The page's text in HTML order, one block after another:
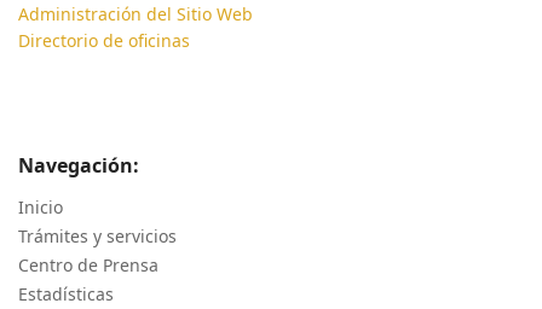
Administración del Sitio Web
Directorio de oficinas
Navegación:
Inicio
Trámites y servicios
Centro de Prensa
Estadísticas